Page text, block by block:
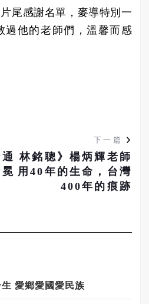
尾感謝名單，麥導特別一
過他的老師們，溫馨而感
下一篇
林銘聰》楊炳輝老師
用40年的生命，台灣
400年的痕跡
愛鄉愛國愛民族